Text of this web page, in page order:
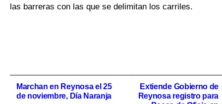
las barreras con las que se delimitan los carriles.
Navegación
Marchan en Reynosa el 25
de noviembre, Día Naranja
Extiende Gobierno de
Reynosa registro para